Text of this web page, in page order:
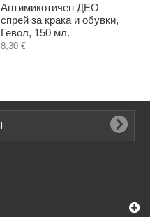
Антимикотичен ДЕО
спрей за крака и обувки,
Гевол, 150 мл.
8,30 €